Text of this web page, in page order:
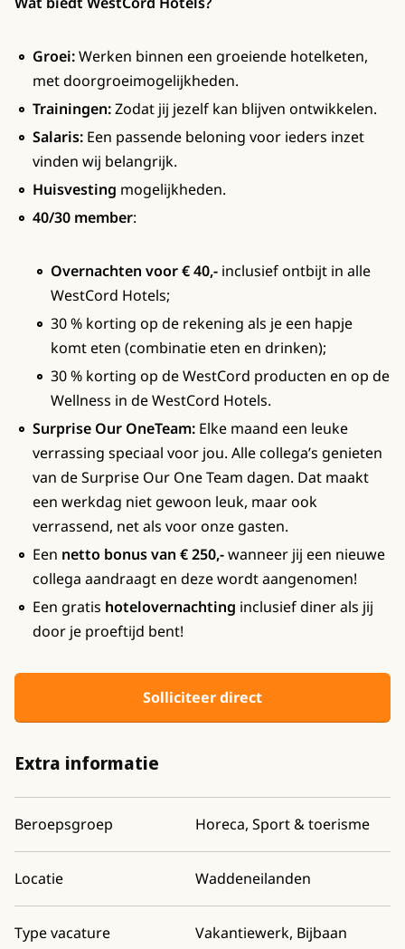
Groei:Werken binnen een groeiende hotelketen,
met doorgroeimogelijkheden.
Trainingen:Zodat jij jezelf kan blijven ontwikkelen.
Salaris: Een passende beloning voor ieders inzet
vinden wij belangrijk.
Huisvesting mogelijkheden.
40/30 member:
Overnachten voor € 40,- inclusief ontbijt in alle
WestCord Hotels;
30 % korting op de rekening als je een hapje
komt eten (combinatie eten en drinken);
30 % korting op de WestCord producten en op de
Wellness in de WestCord Hotels.
Surprise Our OneTeam: Elke maand een leuke
verrassing speciaal voor jou. Alle collega’s genieten
van de Surprise Our One Team dagen. Dat maakt
een werkdag niet gewoon leuk, maar ook
verrassend, net als voor onze gasten.
Een netto bonus van € 250,-wanneer jij een nieuwe
collega aandraagt en deze wordt aangenomen!
Een gratis hotelovernachting inclusief diner als jij
door je proeftijd bent!
Solliciteer direct
Extra informatie
Beroepsgroep Horeca, Sport & toerisme
Locatie Waddeneilanden
Type vacature Vakantiewerk, Bijbaan